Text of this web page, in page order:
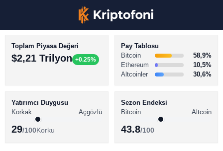
BİTCOİN HABERLERİ
ALTCOİN HABERLERİ
Toplam Piyasa Değeri
$2,21 Trilyon +0.25%
Pay Tablosu
Bitcoin
58,9%
Ethereum
10,5%
Altcoinler
30,6%
Yatırımcı Duygusu
Korkak
Açgözlü
29/100Korku
Sezon Endeksi
Bitcoin
Altcoin
43.8/100